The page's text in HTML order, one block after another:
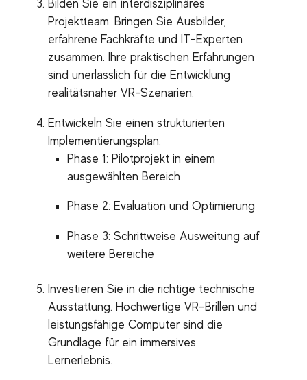
Bilden Sie ein interdisziplinäres
Projektteam. Bringen Sie Ausbilder,
erfahrene Fachkräfte und IT-Experten
zusammen. Ihre praktischen Erfahrungen
sind unerlässlich für die Entwicklung
realitätsnaher VR-Szenarien.
Entwickeln Sie einen strukturierten
Implementierungsplan:
Phase 1: Pilotprojekt in einem
ausgewählten Bereich
Phase 2: Evaluation und Optimierung
Phase 3: Schrittweise Ausweitung auf
weitere Bereiche
Investieren Sie in die richtige technische
Ausstattung. Hochwertige VR-Brillen und
leistungsfähige Computer sind die
Grundlage für ein immersives
Lernerlebnis.